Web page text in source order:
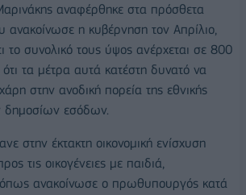
αναφέρθηκε στα πρόσθετα
ανακοίνωσε η κυβέρνηση τον Απρίλιο,
το συνολικό τους ύψος ανέρχεται σε 800
τα μέτρα αυτά κατέστη δυνατό να
στην ανοδική πορεία της εθνικής
δημοσίων εσόδων.
στην έκτακτη οικονομική ενίσχυση
τις οικογένειες με παιδιά,
όπως ανακοίνωσε ο πρωθυπουργός κατά